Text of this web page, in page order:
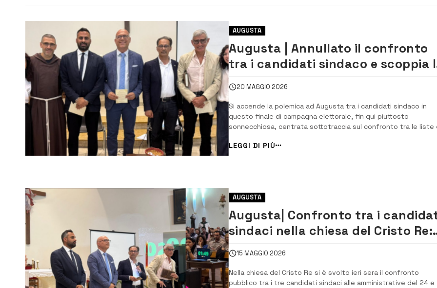
AUGUSTA
Augusta | Annullato il confronto
tra i candidati sindaco e scoppia
polemica
20 MAGGIO 2026
Si accende la polemica ad Augusta tra i candidati sindaco in
questo finale di campagna elettorale, fin qui piuttosto
sonnecchiosa, centrata sottotraccia sul confronto tra le liste
pretesto è stato l’annullamento del previsto confronto,
organizzato da Siracusa News, in pr...
LEGGI DI PIÙ
AUGUSTA
Augusta| Confronto tra i
sindaci nella chiesa del Cristo Re:
sociale, porto e bilancio al centro
del dibattito
15 MAGGIO 2026
Nella chiesa del Cristo Re si è svolto ieri sera il confronto
pubblico tra i tre candidati sindaci alle amministrative del 24 e